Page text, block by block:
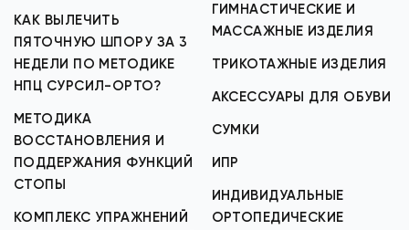
КАК ВЫЛЕЧИТЬ
ПЯТОЧНУЮ ШПОРУ ЗА 3
НЕДЕЛИ ПО МЕТОДИКЕ
НПЦ СУРСИЛ-ОРТО?
МЕТОДИКА
ВОССТАНОВЛЕНИЯ И
ПОДДЕРЖАНИЯ ФУНКЦИЙ
СТОПЫ
КОМПЛЕКС УПРАЖНЕНИЙ
ГИМНАСТИЧЕСКИЕ И
МАССАЖНЫЕ ИЗДЕЛИЯ
ТРИКОТАЖНЫЕ ИЗДЕЛИЯ
АКСЕССУАРЫ ДЛЯ ОБУВИ
СУМКИ
ИПР
ИНДИВИДУАЛЬНЫЕ
ОРТОПЕДИЧЕСКИЕ